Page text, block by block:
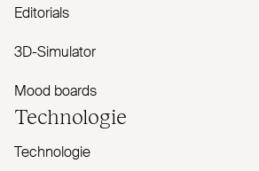
Editorials
3D-Simulator
Mood boards
Technologie
Technologie